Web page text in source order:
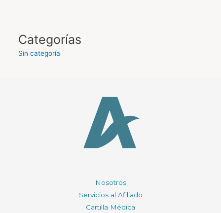
Categorías
Sin categoría
Nosotros
Servicios al Afiliado
Cartilla Médica